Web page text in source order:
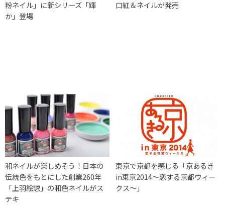
粉ネイル」に新シリーズ「輝
か」登場
口紅＆ネイルが発売
和ネイルが楽しめそう！日本の
伝統色をもとにした創業260年
「上羽絵惣」の和色ネイルがス
テキ
東京で京都を感じる「京あるき
in東京2014～恋する京都ウィー
クス～」